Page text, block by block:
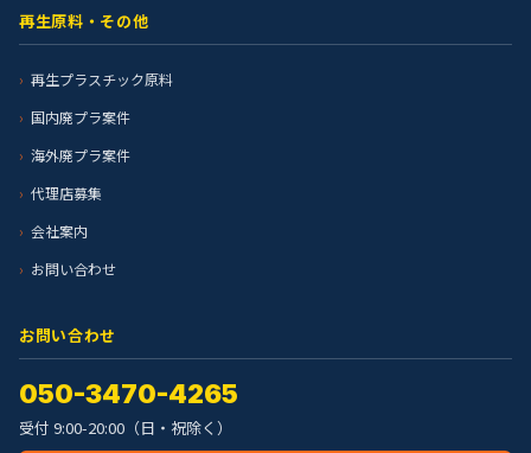
再生原料・その他
再生プラスチック原料
国内廃プラ案件
海外廃プラ案件
代理店募集
会社案内
お問い合わせ
お問い合わせ
050-3470-4265
受付 9:00-20:00（日・祝除く）